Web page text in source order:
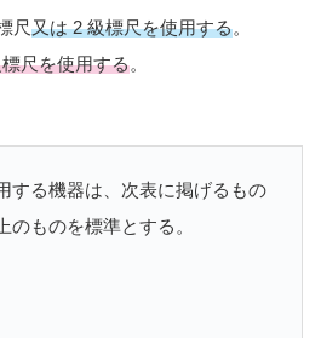
尺又は 2 級標尺を使用する。
尺を使用する。
する機器は、次表に掲げるもの
のものを標準とする。